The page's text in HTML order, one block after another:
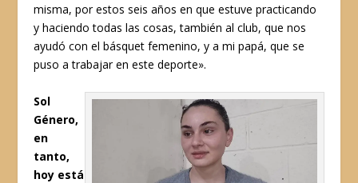
misma, por estos seis años en que estuve practicando
y haciendo todas las cosas, también al club, que nos
ayudó con el básquet femenino, y a mi papá, que se
puso a trabajar en este deporte».
Sol
Género,
en
tanto,
hoy está